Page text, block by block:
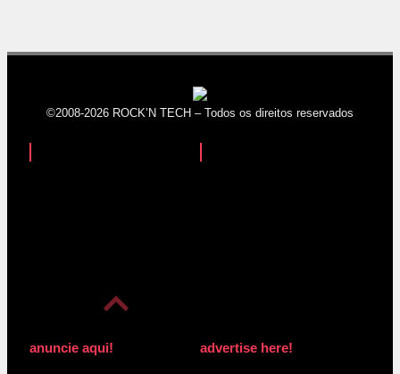
©2008-2026 ROCK’N TECH – Todos os direitos reservados
anuncie aqui! advertise here!